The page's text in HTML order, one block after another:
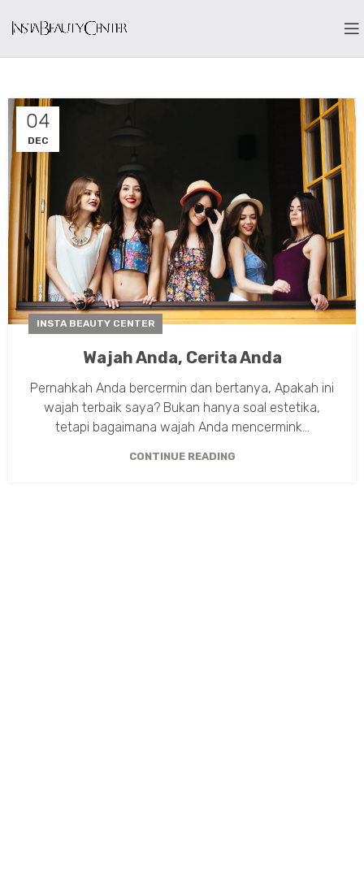
04
DEC
INSTA BEAUTY CENTER
Wajah Anda, Cerita Anda
Pernahkah Anda bercermin dan bertanya, Apakah ini
wajah terbaik saya? Bukan hanya soal estetika,
tetapi bagaimana wajah Anda mencermink...
CONTINUE READING